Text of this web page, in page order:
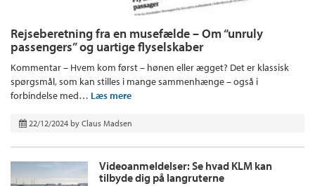
Rejseberetning fra en musefælde – Om “unruly
passengers” og uartige flyselskaber
Kommentar – Hvem kom først – hønen eller ægget? Det er klassisk
spørgsmål, som kan stilles i mange sammenhænge – også i
forbindelse med… Læs mere
22/12/2024 by Claus Madsen
Videoanmeldelser: Se hvad KLM kan
tilbyde dig på langruterne